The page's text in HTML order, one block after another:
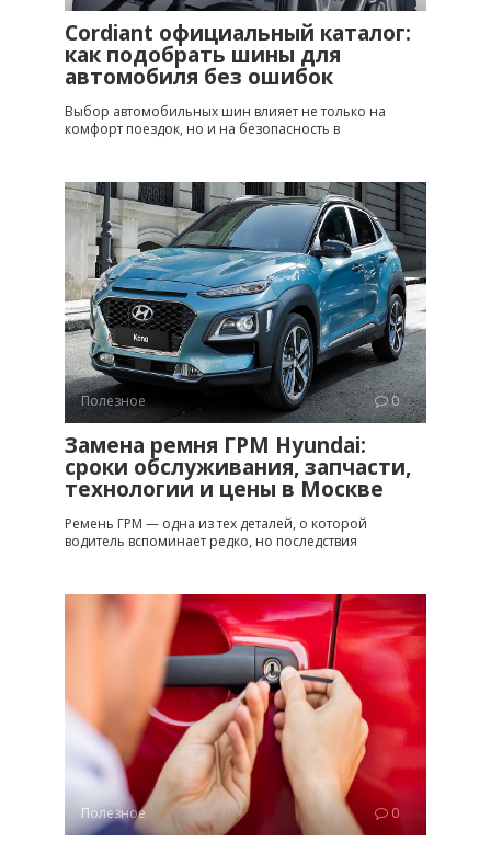
Cordiant официальный каталог:
как подобрать шины для
автомобиля без ошибок
Выбор автомобильных шин влияет не только на
комфорт поездок, но и на безопасность в
Полезное 0
Замена ремня ГРМ Hyundai:
сроки обслуживания, запчасти,
технологии и цены в Москве
Ремень ГРМ — одна из тех деталей, о которой
водитель вспоминает редко, но последствия
Полезное 0